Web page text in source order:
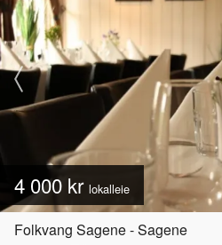
4 000 kr lokalleie
Folkvang Sagene - Sagene